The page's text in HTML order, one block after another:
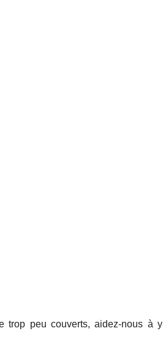
trop peu couverts, aidez-nous à y